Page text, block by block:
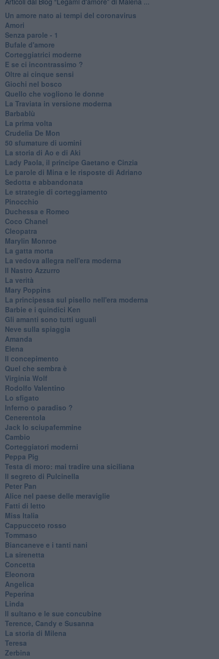
Un amore nato ai tempi del coronavirus
Amori
Senza parole - 1
Bufale d'amore
Corteggiatrici moderne
E se ci incontrassimo ?
Oltre ai cinque sensi
Giochi nel bosco
Quello che vogliono le donne
La Traviata in versione moderna
Barbablù
La prima volta
Crudelia De Mon
50 sfumature di uomini
La storia di Ao e di Aki
Lady Paola, il principe Gaetano e Cinzia
Le parole di Mina e le risposte di Adriano
Sedotta e abbandonata
Le strategie di corteggiamento
Pinocchio
Duchessa e Romeo
Coco Chanel
Cleopatra
Marylin Monroe
La gatta morta
La vedova allegra nell'era moderna
​Il Nastro Azzurro
La verità
Mary Poppins
La principessa sul pisello nell'era moderna
Barbie e i quindici Ken
Gli amanti sono tutti uguali
Neve sulla spiaggia
Amanda
Elena
Il concepimento
Quel che sembra è
Virginia Wolf
Rodolfo Valentino
Lo sfigato
Inferno o paradiso ?
Cenerentola
Jack lo sciupafemmine
Cambio
Corteggiatori moderni
Peppa Pig
Testa di moro: mai tradire una siciliana
Il segreto di Pulcinella
Peter Pan
Alice nel paese delle meraviglie
Fatti di letto
Miss Italia
Cappucceto rosso
Tommaso
Biancaneve e i tanti nani
La sirenetta
Concetta
Eleonora
Angelica
Peperina
Linda
Il sultano e le sue concubine
Terence, Candy e Susanna
La storia di Milena
Teresa
Zerbina